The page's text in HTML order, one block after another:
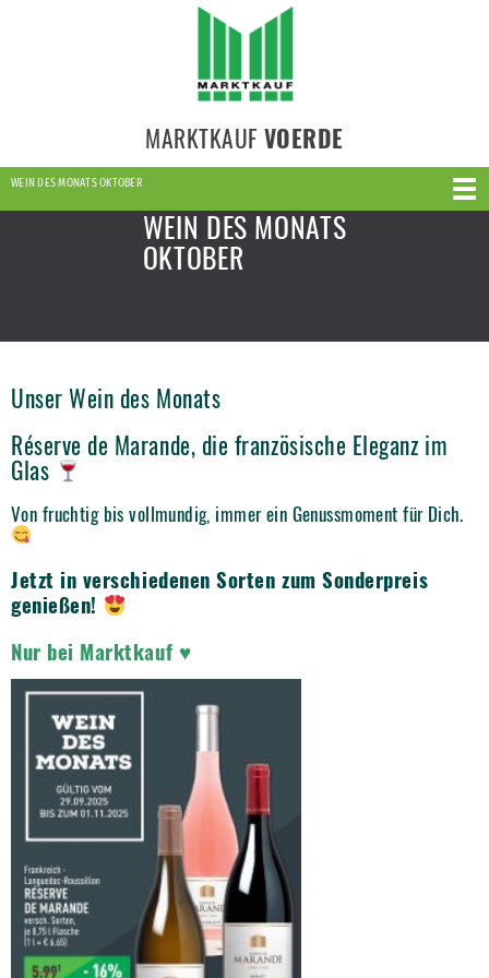
MARKTKAUF VOERDE
WEIN DES MONATS OKTOBER
WEIN DES MONATS
OKTOBER
Unser Wein des Monats
Réserve de Marande, die französische Eleganz im
Glas
Von fruchtig bis vollmundig, immer ein Genussmoment für Dich.
Jetzt in verschiedenen Sorten zum Sonderpreis
genießen!
Nur bei Marktkauf ♥